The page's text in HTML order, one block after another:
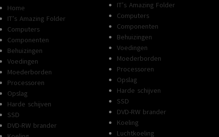
Home
IT’s Amazing Folder
Computers
Componenten
Behuizingen
Voedingen
Moederborden
Processoren
Opslag
Harde schijven
SSD
DVD-RW brander
IT’s Amazing Folder
Computers
Componenten
Behuizingen
Voedingen
Moederborden
Processoren
Opslag
Harde schijven
SSD
DVD-RW brander
Koeling
Luchtkoeling